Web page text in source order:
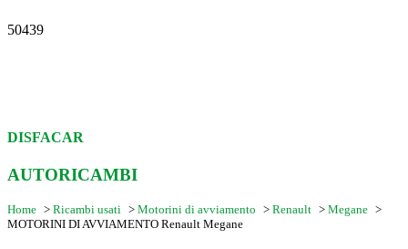
50439
DISFACAR
AUTORICAMBI
Home > Ricambi usati > Motorini di avviamento > Renault > Megane >
MOTORINI DI AVVIAMENTO Renault Megane